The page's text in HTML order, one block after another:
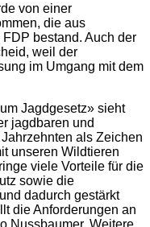
von einer
die aus
bestand. Auch der
weil der
im Umgang mit dem
Jagdgesetz» sieht
jagdbaren und
als Zeichen
unseren Wildtieren
viele Vorteile für die
sowie die
dadurch gestärkt
die Anforderungen an
Nussbaumer. Weitere